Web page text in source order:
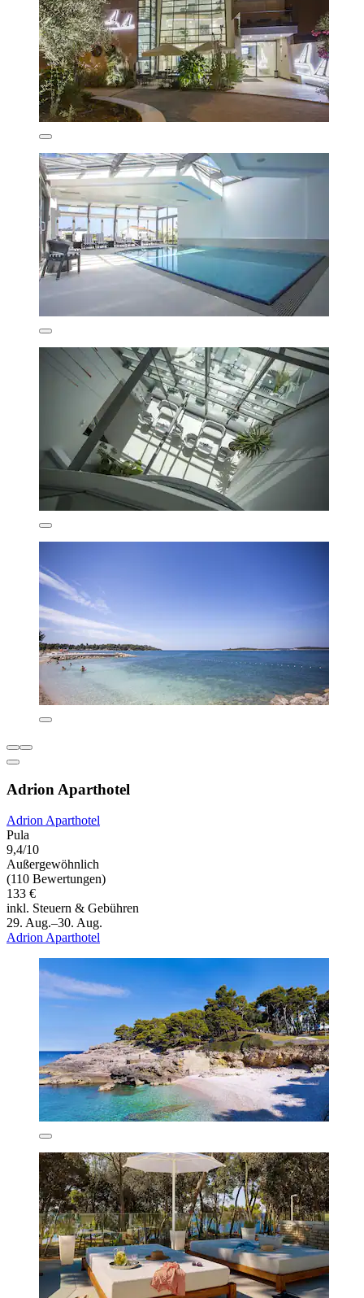
Adrion Aparthotel
Adrion Aparthotel
Pula
9,4/10
Außergewöhnlich
(110 Bewertungen)
133 €
inkl. Steuern & Gebühren
29. Aug.–30. Aug.
Adrion Aparthotel